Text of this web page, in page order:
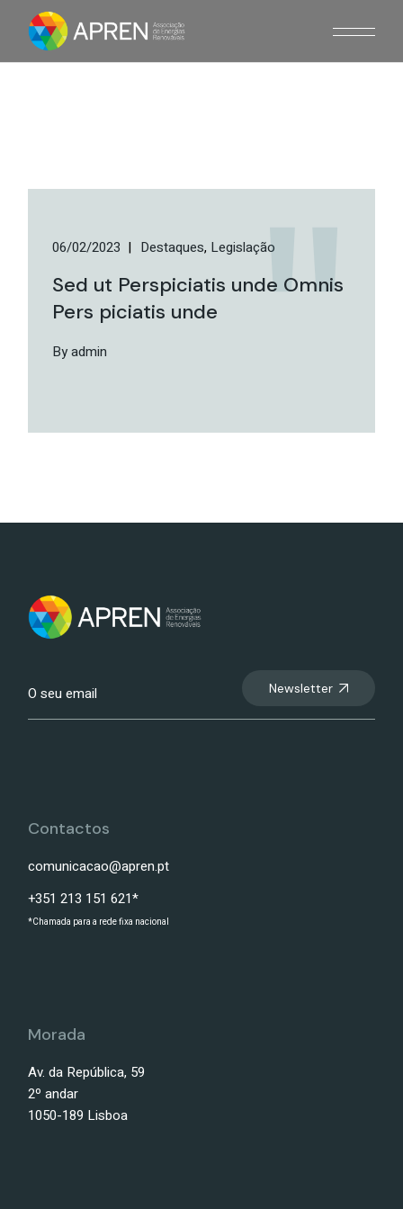
content
06/02/2023 Destaques Legislação
Sed ut Perspiciatis unde Omnis
Pers piciatis unde
By admin
Newsletter
Contactos
comunicacao@apren.pt
+351 213 151 621*
*Chamada para a rede fixa nacional
Morada
Av. da República, 59
2º andar
1050-189 Lisboa